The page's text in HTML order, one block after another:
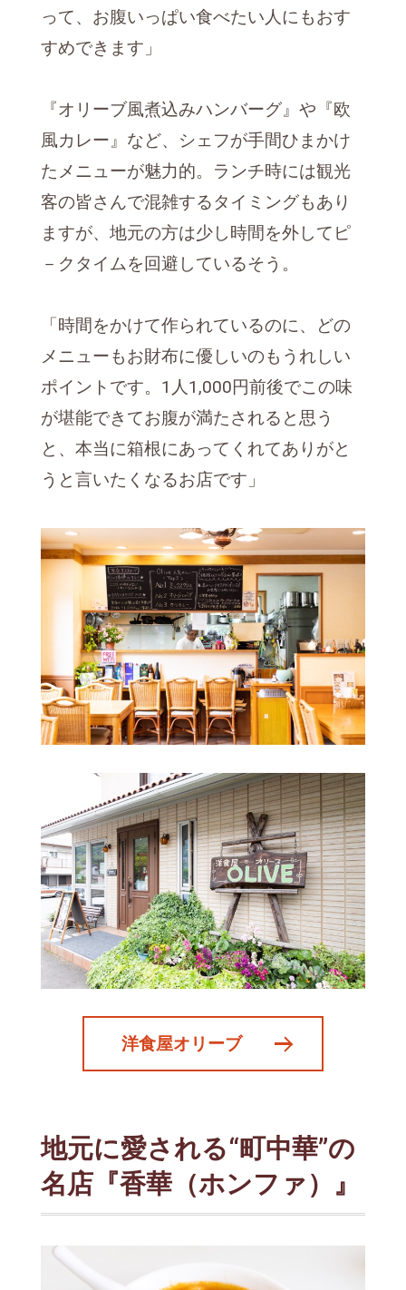
って、お腹いっぱい食べたい人にもおす
すめできます」
『オリーブ風煮込みハンバーグ』や『欧
風カレー』など、シェフが手間ひまかけ
たメニューが魅力的。ランチ時には観光
客の皆さんで混雑するタイミングもあり
ますが、地元の方は少し時間を外してピ
－クタイムを回避しているそう。
「時間をかけて作られているのに、どの
メニューもお財布に優しいのもうれしい
ポイントです。1人1,000円前後でこの味
が堪能できてお腹が満たされると思う
と、本当に箱根にあってくれてありがと
うと言いたくなるお店です」
洋食屋オリーブ
地元に愛される“町中華”の
名店『香華（ホンファ）』